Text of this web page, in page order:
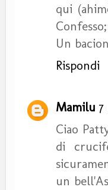
qui
Un
Rispondi
Mamilu 7
Ciao
di
un